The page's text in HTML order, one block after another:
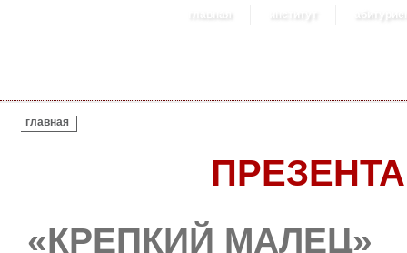
главная институт
ВЫ ЗДЕСЬ
главная
«КРЕПКИЙ МАЛЕЦ»